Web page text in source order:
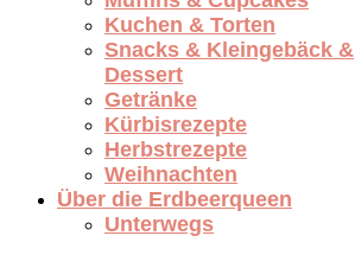
Kuchen & Torten
Snacks & Kleingebäck &
Dessert
Getränke
Kürbisrezepte
Herbstrezepte
Weihnachten
Über die Erdbeerqueen
Unterwegs